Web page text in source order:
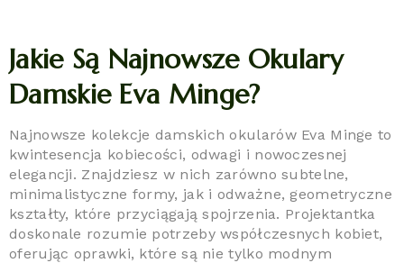
Jakie Są Najnowsze Okulary
Damskie Eva Minge?
Najnowsze kolekcje damskich okularów Eva Minge to
kwintesencja kobiecości, odwagi i nowoczesnej
elegancji. Znajdziesz w nich zarówno subtelne,
minimalistyczne formy, jak i odważne, geometryczne
kształty, które przyciągają spojrzenia. Projektantka
doskonale rozumie potrzeby współczesnych kobiet,
oferując oprawki, które są nie tylko modnym